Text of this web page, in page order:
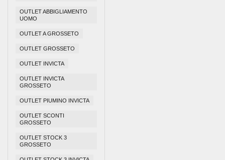
OUTLET ABBIGLIAMENTO
UOMO
OUTLET A GROSSETO
OUTLET GROSSETO
OUTLET INVICTA
OUTLET INVICTA
GROSSETO
OUTLET PIUMINO INVICTA
OUTLET SCONTI
GROSSETO
OUTLET STOCK 3
GROSSETO